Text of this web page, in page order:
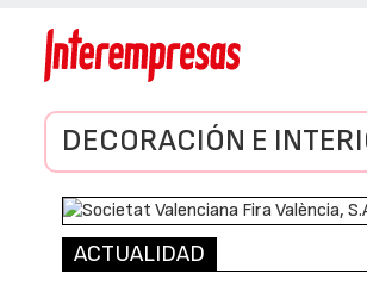
DECORACIÓN E
ACTUALIDAD